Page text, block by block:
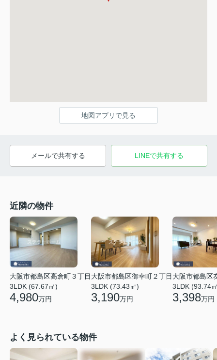
地図アプリで見る
メールで共有する LINEで共有する
近隣の物件
大阪市都島区高倉町３丁目
3LDK (67.67㎡)
4,980万円
大阪市都島区御幸町２丁目
3LDK (73.43㎡)
3,190万円
大阪市都島区
3LDK (93.74
3,398万円
よく見られている物件